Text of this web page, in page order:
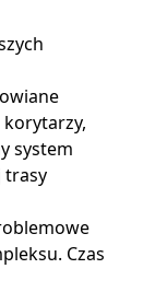
system
trasy
Czas